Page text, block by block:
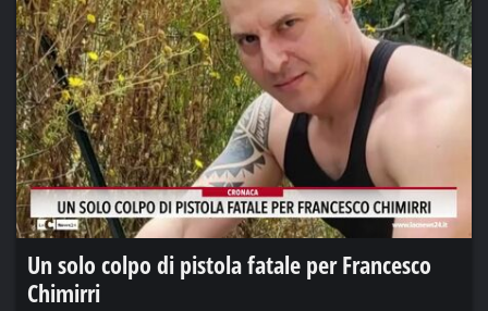
Un solo colpo di pistola fatale per Francesco
Chimirri